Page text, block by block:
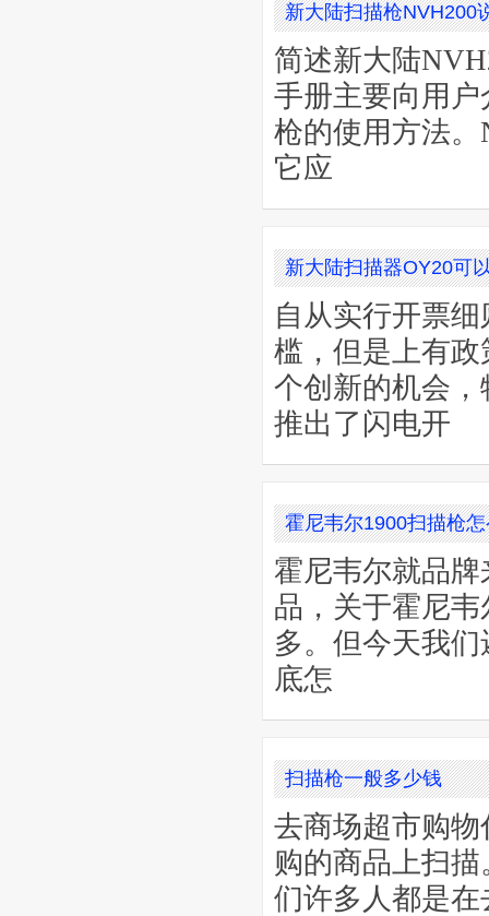
新大陆扫描枪NVH200
简述新大陆
手册主要向用
枪的使用方法
它应
新大陆扫描器OY20可
自从实行开票
槛，但是上有
个创新的机会
推出了闪电开
霍尼韦尔1900扫描枪
霍尼韦尔就品
品，关于霍尼
多。但今天我
底怎
扫描枪一般多少钱
去商场超市购
购的商品上扫
们许多人都是